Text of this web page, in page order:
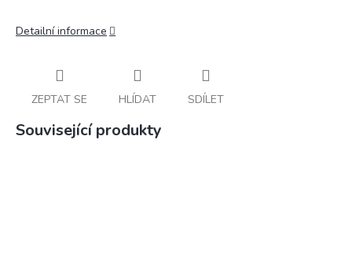
Detailní informace
ZEPTAT SE HLÍDAT SDÍLET
Související produkty